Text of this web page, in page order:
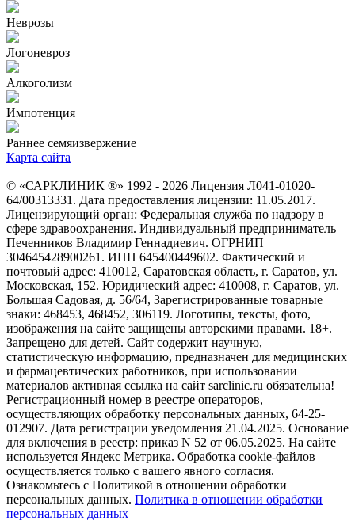
Неврозы
Логоневроз
Алкоголизм
Импотенция
Раннее семяизвержение
Карта сайта
© «САРКЛИНИК ®» 1992 - 2026 Лицензия Л041-01020-
64/00313331. Дата предоставления лицензии: 11.05.2017.
Лицензирующий орган: Федеральная служба по надзору в
сфере здравоохранения. Индивидуальный предприниматель
Печенников Владимир Геннадиевич. ОГРНИП
304645428900261. ИНН 645400449602. Фактический и
почтовый адрес: 410012, Саратовская область, г. Саратов, ул.
Московская, 152. Юридический адрес: 410008, г. Саратов, ул.
Большая Садовая, д. 56/64, Зарегистрированные товарные
знаки: 468453, 468452, 306119. Логотипы, тексты, фото,
изображения на сайте защищены авторскими правами. 18+.
Запрещено для детей. Сайт содержит научную,
статистическую информацию, предназначен для медицинских
и фармацевтических работников, при использовании
материалов активная ссылка на сайт sarclinic.ru обязательна!
Регистрационный номер в реестре операторов,
осуществляющих обработку персональных данных, 64-25-
012907. Дата регистрации уведомления 21.04.2025. Основание
для включения в реестр: приказ N 52 от 06.05.2025. На сайте
используется Яндекс Метрика. Обработка cookie-файлов
осуществляется только с вашего явного согласия.
Ознакомьтесь с Политикой в отношении обработки
персональных данных. Политика в отношении обработки
персональных данных